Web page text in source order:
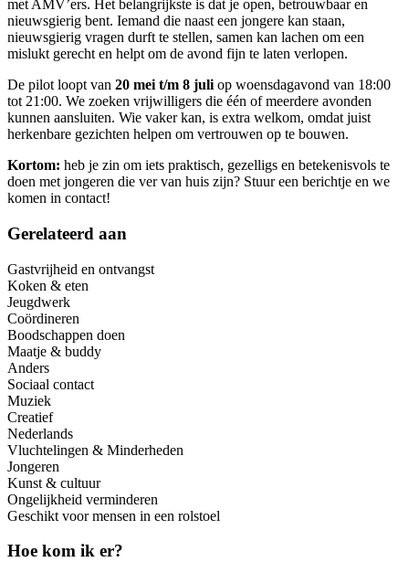
met AMV’ers. Het belangrijkste is dat je open, betrouwbaar en
nieuwsgierig bent. Iemand die naast een jongere kan staan,
nieuwsgierig vragen durft te stellen, samen kan lachen om een
mislukt gerecht en helpt om de avond fijn te laten verlopen.
De pilot loopt van 20 mei t/m 8 juli op woensdagavond van 18:00
tot 21:00. We zoeken vrijwilligers die één of meerdere avonden
kunnen aansluiten. Wie vaker kan, is extra welkom, omdat juist
herkenbare gezichten helpen om vertrouwen op te bouwen.
Kortom: heb je zin om iets praktisch, gezelligs en betekenisvols te
doen met jongeren die ver van huis zijn? Stuur een berichtje en we
komen in contact!
Gerelateerd aan
Gastvrijheid en ontvangst
Koken & eten
Jeugdwerk
Coördineren
Boodschappen doen
Maatje & buddy
Anders
Sociaal contact
Muziek
Creatief
Nederlands
Vluchtelingen & Minderheden
Jongeren
Kunst & cultuur
Ongelijkheid verminderen
Geschikt voor mensen in een rolstoel
Hoe kom ik er?